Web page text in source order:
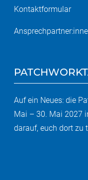
Kontaktformular
Auf ein Neues: die
Mai – 30. Mai 2027
darauf, euch dort zu